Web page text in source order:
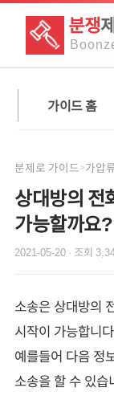
분쟁
Boon
가이드 홈
분제로 가이드>가압
상대방의 전
가능할까요?
2021-05-20 · 조회
소송은 상대방의
시작이 가능합니
예를들어 다음 정
소송을 할 수 있습